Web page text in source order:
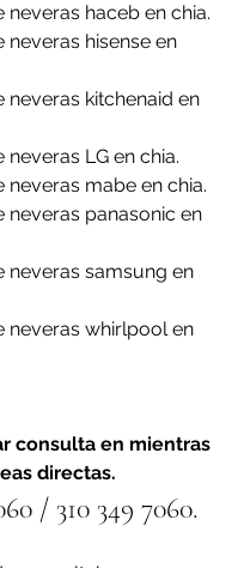
neveras haceb en chia.
neveras hisense en
neveras kitchenaid en
neveras LG en chia.
neveras mabe en chia.
neveras panasonic en
neveras samsung en
neveras whirlpool en
consulta en mientras
directas.
/ 310 349 7060.